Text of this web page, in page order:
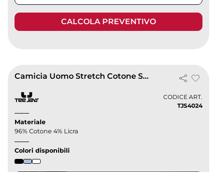
CALCOLA PREVENTIVO
Camicia Uomo Stretch Cotone Sagomata
CODICE ART.
TJS4024
Materiale
96% Cotone 4% Licra
Colori disponibili